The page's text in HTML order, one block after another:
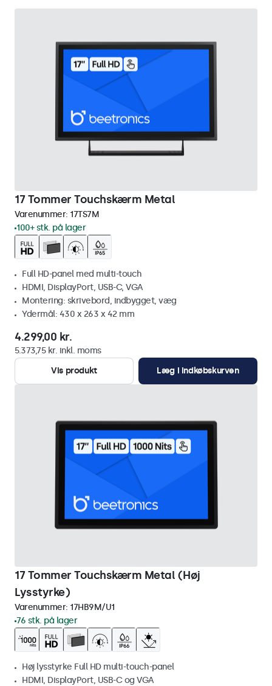
17 Tommer Touchskærm Metal
Varenummer: 17TS7M
100+ stk. på lager
Full HD-panel med multi-touch
HDMI, DisplayPort, USB-C, VGA
Montering: skrivebord, indbygget, væg
Ydermål: 430 x 263 x 42 mm
4.299,00 kr.
5.373,75 kr. inkl. moms
Vis produkt
Læg i indkøbskurven
17 Tommer Touchskærm Metal (Høj
Lysstyrke)
Varenummer: 17HB9M/U1
76 stk. på lager
Høj lysstyrke Full HD multi-touch-panel
HDMI, DisplayPort, USB-C og VGA